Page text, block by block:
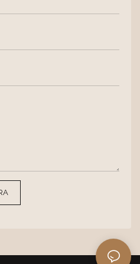
vida urbana a todos os